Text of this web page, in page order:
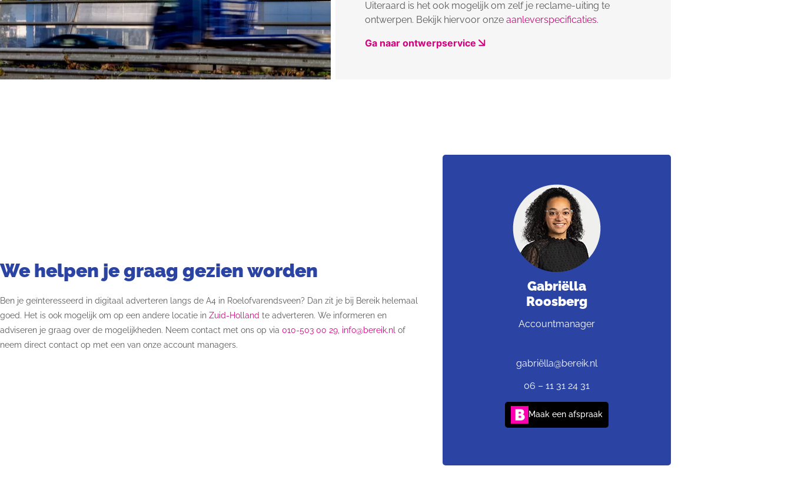
Uiteraard is het ook mogelijk om zelf je reclame-uiting te
ontwerpen. Bekijk hiervoor onze aanleverspecificaties.
Ga naar ontwerpservice
We helpen je graag gezien worden
Ben je geïnteresseerd in digitaal adverteren langs de A4 in Roelofvarendsveen? Dan zit je bij Bereik helemaal
goed. Het is ook mogelijk om op een andere locatie in Zuid-Holland te adverteren. We informeren en
adviseren je graag over de mogelijkheden. Neem contact met ons op via 010-503 00 29 info@bereik.nl of
neem direct contact op met een van onze account managers.
Gabriëlla
Roosberg
Accountmanager
gabriëlla@bereik.nl
06 – 11 31 24 31
Maak een afspraak